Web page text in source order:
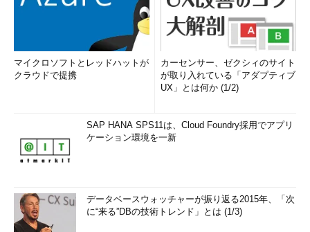
マイクロソフトとレッドハットが
クラウドで提携
カーセンサー、ゼクシィのサイト
が取り入れている「アダプティブ
UX」とは何か (1/2)
SAP HANA SPS11は、Cloud Foundry採用でアプリ
ケーション環境を一新
データベースウォッチャーが振り返る2015年、「次
に“来る”DBの技術トレンド」とは (1/3)